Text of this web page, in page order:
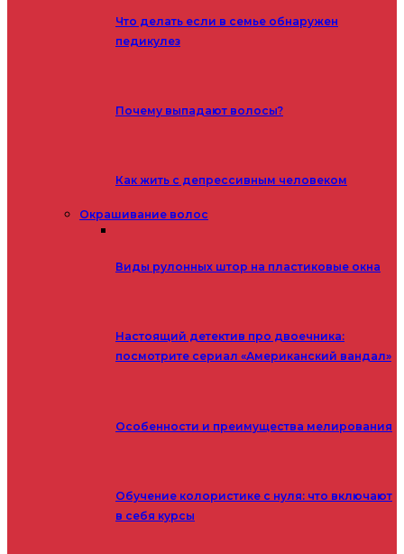
Что делать если в семье обнаружен
педикулез
Почему выпадают волосы?
Как жить с депрессивным человеком
Окрашивание волос
Виды рулонных штор на пластиковые окна
Настоящий детектив про двоечника:
посмотрите сериал «Американский вандал»
Особенности и преимущества мелирования
Обучение колористике с нуля: что включают
в себя курсы